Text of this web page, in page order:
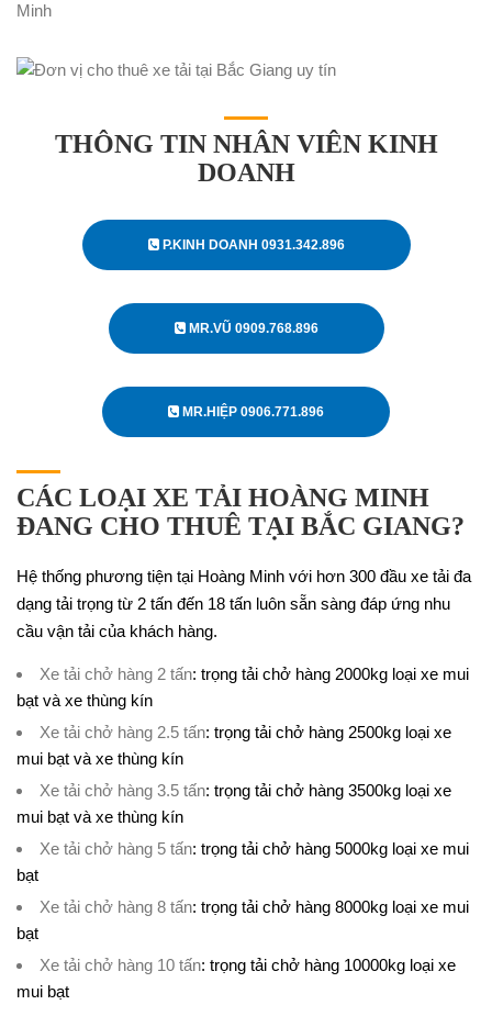
THÔNG TIN NHÂN VIÊN KINH
DOANH
P.KINH DOANH 0931.342.896
MR.VŨ 0909.768.896
MR.HIỆP 0906.771.896
CÁC LOẠI XE TẢI HOÀNG MINH
ĐANG CHO THUÊ TẠI BẮC GIANG?
Hệ thống phương tiện tại Hoàng Minh với hơn 300 đầu xe tải đa
dạng tải trọng từ 2 tấn đến 18 tấn luôn sẵn sàng đáp ứng nhu
cầu vận tải của khách hàng.
Xe tải chở hàng 2 tấn: trọng tải chở hàng 2000kg loại xe mui
bạt và xe thùng kín
Xe tải chở hàng 2.5 tấn: trọng tải chở hàng 2500kg loại xe
mui bạt và xe thùng kín
Xe tải chở hàng 3.5 tấn: trọng tải chở hàng 3500kg loại xe
mui bạt và xe thùng kín
Xe tải chở hàng 5 tấn: trọng tải chở hàng 5000kg loại xe mui
bạt
Xe tải chở hàng 8 tấn: trọng tải chở hàng 8000kg loại xe mui
bạt
Xe tải chở hàng 10 tấn: trọng tải chở hàng 10000kg loại xe
mui bạt